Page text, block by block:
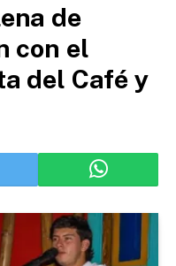
de
con el
del Café y